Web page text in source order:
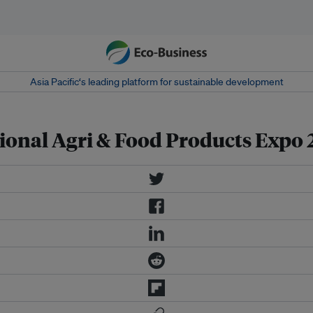
Asia Pacific‘s leading platform for sustainable development
Agri & Food Products Expo